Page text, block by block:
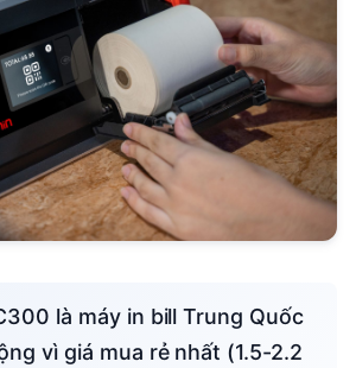
vì giá mua rẻ nhất (1.5-2.2